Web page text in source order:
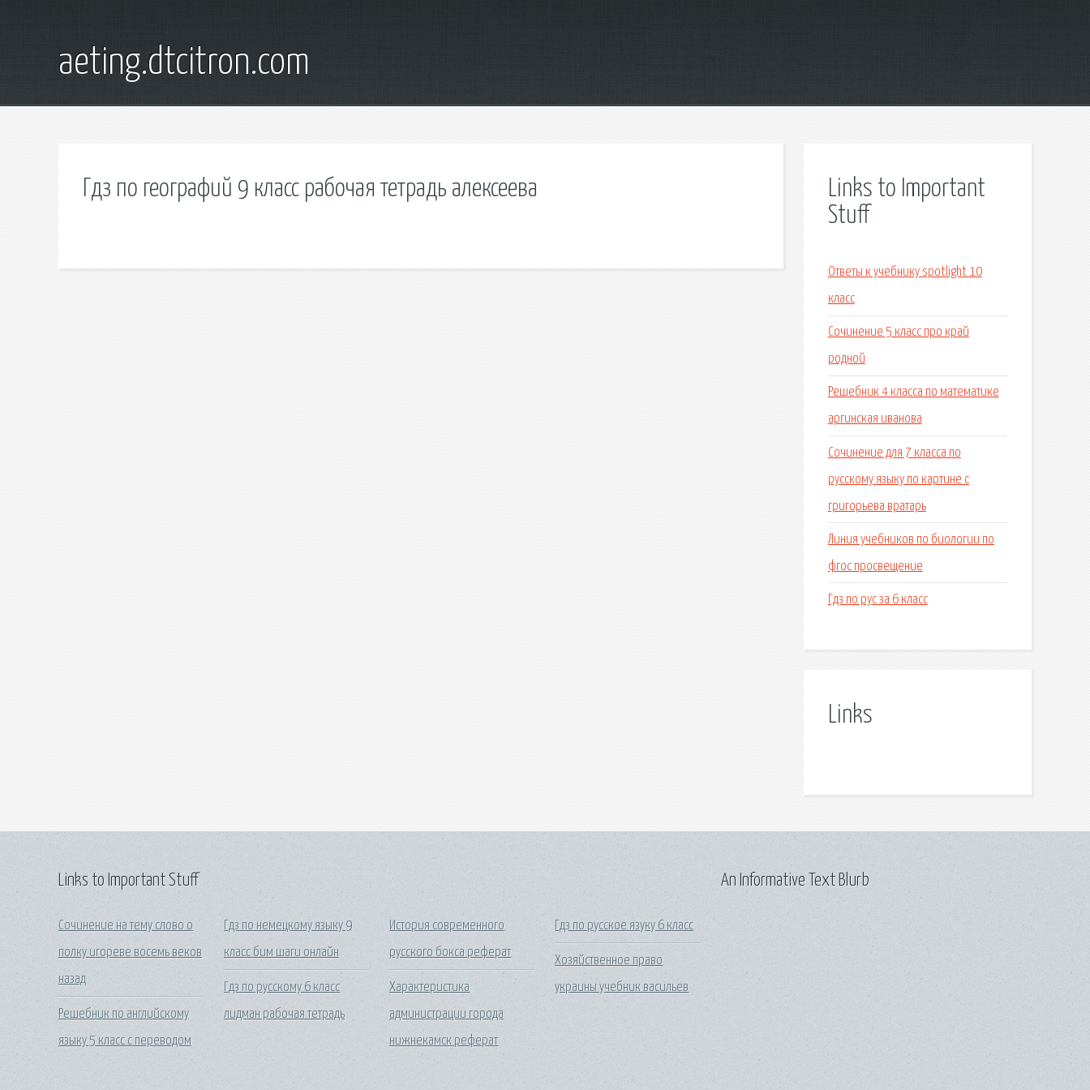
aeting.dtcitron.com
Гдз по географий 9 класс рабочая тетрадь алексеева
Links to Important
Stuff
Ответы к учебнику spotlight 10
класс
Сочинение 5 класс про край
родной
Решебник 4 класса по математике
аргинская иванова
Сочинение для 7 класса по
русскому языку по картине с
григорьева вратарь
Линия учебников по биологии по
фгос просвещение
Гдз по рус за 6 класс
Links
Links to Important Stuff
Сочинение на тему слово о
полку игореве восемь веков
назад
Решебник по английскому
языку 5 класс с переводом
Гдз по немецкому языку 9
класс бим шаги онлайн
Гдз по русскому 6 класс
лидман рабочая тетрадь
История современного
русского бокса реферат
Характеристика
администрации города
нижнекамск реферат
Гдз по русское язуку 6 класс
Хозяйственное право
украины учебник васильев
An Informative Text Blurb